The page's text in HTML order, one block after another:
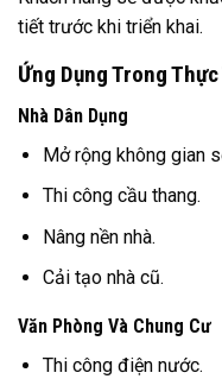
tiết trước khi triển khai.
Ứng Dụng Trong Thực
Nhà Dân Dụng
Mở rộng không gian
Thi công cầu thang.
Nâng nền nhà.
Cải tạo nhà cũ.
Văn Phòng Và Chung Cư
Thi công điện nước.